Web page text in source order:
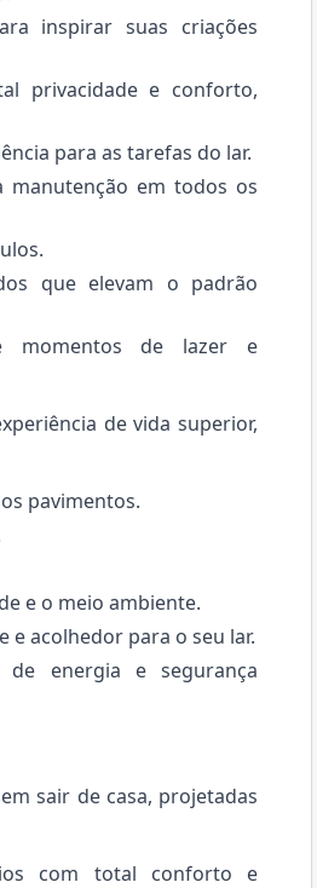
inspirar suas criações
privacidade e conforto,
para as tarefas do lar.
manutenção em todos os
que elevam o padrão
momentos de lazer e
de vida superior,
pavimentos.
e o meio ambiente.
e acolhedor para o seu lar.
de energia e segurança
sair de casa, projetadas
com total conforto e